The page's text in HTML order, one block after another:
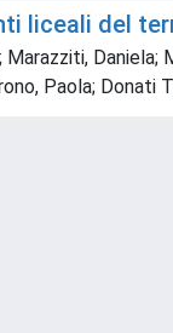
liceali del
Paola; Donati